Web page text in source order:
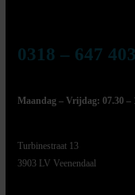
0318 – 647 403
Maandag – Vrijdag: 07.30 –
Turbinestraat 13
3903 LV Veenendaal